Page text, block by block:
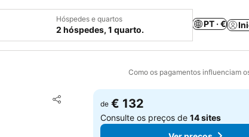
Hóspedes e quartos
2 hóspedes, 1 quarto.
PT · €
Como os pagamentos influenciam
Partilhar
Adicionar aos favoritos
de € 132
Consulte os preços de14 sites